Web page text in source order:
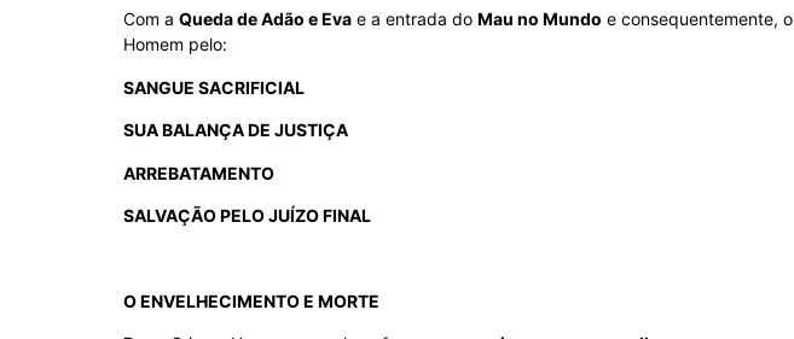
Com a Queda de Adão e Eva e a entrada do Mau no Mundo e consequentemente, o
Homem pelo:
SANGUE SACRIFICIAL
SUA BALANÇA DE JUSTIÇA
ARREBATAMENTO
SALVAÇÃO PELO JUÍZO FINAL
O ENVELHECIMENTO E MORTE